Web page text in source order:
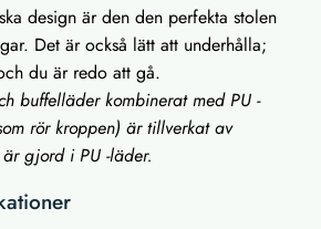
design är den den perfekta stolen
Det är också lätt att underhålla;
du är redo att gå.
buffelläder kombinerat med PU -
rör kroppen) är tillverkat av
gjord i PU -läder.